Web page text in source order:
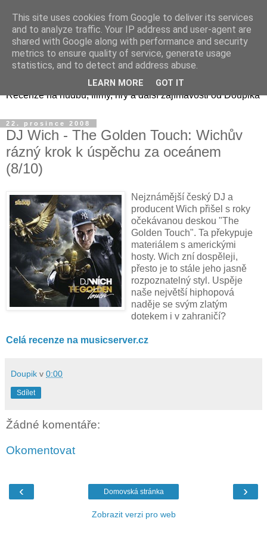
Doupikova mediální směs
Recenze na hudbu, filmy, hry a další zajímavosti od Doupika
22. prosince 2008
DJ Wich - The Golden Touch: Wichův
rázný krok k úspěchu za oceánem
(8/10)
Nejznámější český DJ a
producent Wich přišel s roky
očekávanou deskou "The
Golden Touch". Ta překypuje
materiálem s americkými
hosty. Wich zní dospěleji,
přesto je to stále jeho jasně
rozpoznatelný styl. Uspěje
naše největší hiphopová
naděje se svým zlatým
dotekem i v zahraničí?
Celá recenze na musicserver.cz
Doupik v 0:00
Sdílet
Žádné komentáře:
Okomentovat
‹ ›
Domovská stránka
Zobrazit verzi pro web
This site uses cookies from Google to deliver its services
and to analyze traffic. Your IP address and user-agent are
shared with Google along with performance and security
metrics to ensure quality of service, generate usage
statistics, and to detect and address abuse.
LEARN MORE GOT IT